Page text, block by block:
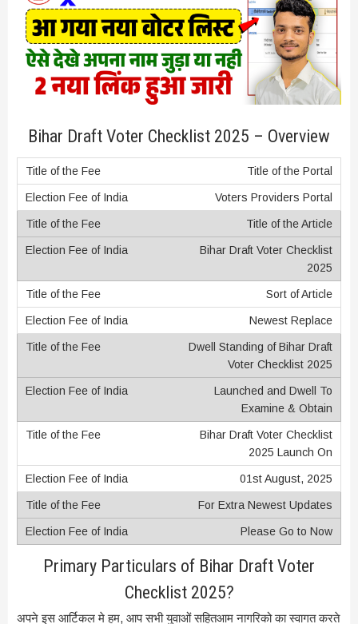
Bihar Draft Voter Checklist 2025 – Overview
Title of the Portal
Voters Providers Portal
Title of the Article
Bihar Draft Voter Checklist
2025
Sort of Article
Newest Replace
Dwell Standing of Bihar Draft
Voter Checklist 2025
Launched and Dwell To
Examine & Obtain
Bihar Draft Voter Checklist
2025 Launch On
01st August, 2025
For Extra Newest Updates
Please Go to Now
Primary Particulars of Bihar Draft Voter
Checklist 2025?
अपने इस आर्टिकल मे हम, आप सभी युवाओं सहितआम नागरिको का स्वागत करते